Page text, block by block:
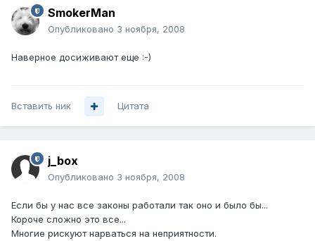
SmokerMan
Опубликовано 3 ноября, 2008
Наверное досиживают еще :-)
Вставить ник Цитата
j_box
Опубликовано 3 ноября, 2008
Если бы у нас все законы работали так оно и было бы...
Короче сложно это все...
Многие рискуют нарваться на неприятности.